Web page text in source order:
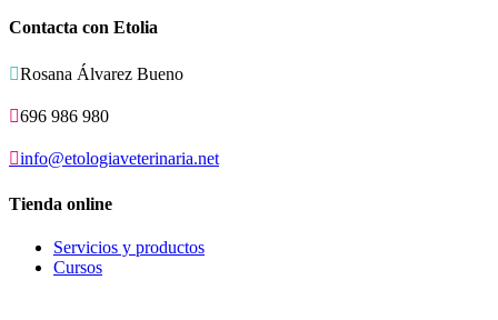
Contacta con Etolia
Rosana Álvarez Bueno
696 986 980
info@etologiaveterinaria.net
Tienda online
Servicios y productos
Cursos